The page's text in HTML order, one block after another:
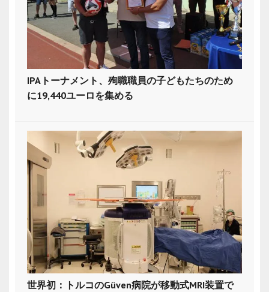
IPAトーナメント、殉職職員の子どもたちのため
に19,440ユーロを集める
世界初：トルコのGüven病院が移動式MRI装置で